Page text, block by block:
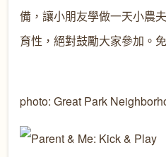
備，讓小朋友學做一天小農
育性，絕對鼓勵大家參加。
photo: Great Park